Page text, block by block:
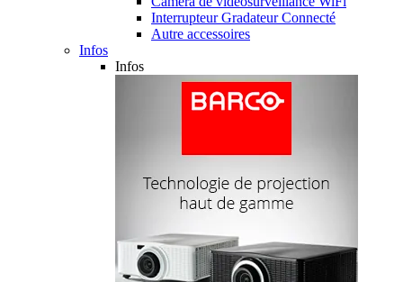
Interrupteur Gradateur Connecté
Autre accessoires
Infos
Infos